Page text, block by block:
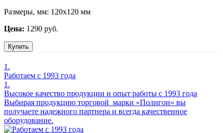
Размеры, мм: 120х120 мм
Цена: 1290 руб.
Купить
1.
Работаем с 1993 года
1.
Высокое качество продукции и опыт работы с 1993 года
Выбирая продукцию торговой марки «Полигон» вы
получаете надежного партнера и всегда качественное
оборудование.